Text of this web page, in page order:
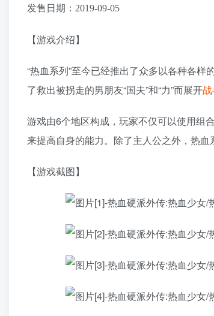
发售日期：2019-09-05
【游戏介绍】
“热血系列”至今已经推出了众多以各种各样
了救出被拐走的男朋友“国夫”和“力”而展开
游戏由6个地区构成，玩家不仅可以使用组
来提高自身的能力。除了主人公之外，热血
【游戏截图】